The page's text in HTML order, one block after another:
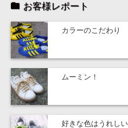
お客様レポート
カラーのこだわり
ムーミン！
好きな色はうれしい